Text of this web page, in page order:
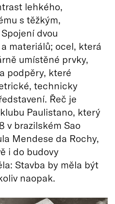
lehkého,
s těžkým,
dvou
materiálů; ocel, která
umístěné prvky,
podpěry, které
technicky
Řeč je
Paulistano, který
v brazilském Sao
Mendese da Rochy,
i do budovy
Stavba by měla být
naopak.